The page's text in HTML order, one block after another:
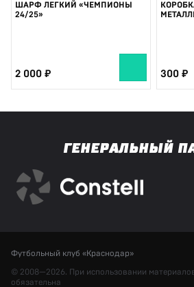
ШАРФ ЛЕГКИЙ «ЧЕМПИОНЫ
24/25»
2 000 300
ГЕНЕРАЛЬНЫЙ
Футбольный клуб «Краснодар»
© 2008—2026. При использовании
обязательна